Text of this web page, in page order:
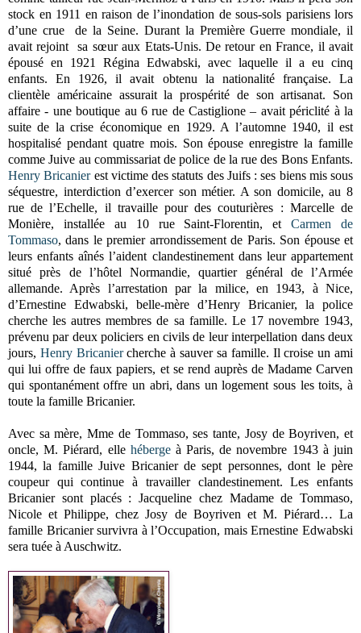
stock en 1911 en raison de l’inondation de sous-sols parisiens lors
d’une crue de la Seine. Durant la Première Guerre mondiale, il
avait rejoint sa sœur aux Etats-Unis. De retour en France, il avait
épousé en 1921 Régina Edwabski, avec laquelle il a eu cinq
enfants. En 1926, il avait obtenu la nationalité française. La
clientèle américaine assurait la prospérité de son artisanat. Son
affaire - une boutique au 6 rue de Castiglione – avait périclité à la
suite de la crise économique en 1929. A l’automne 1940, il est
hospitalisé pendant quatre mois. Son épouse enregistre la famille
comme Juive au commissariat de police de la rue des Bons Enfants.
Henry Bricanierest victime des statuts des Juifs : ses biens mis sous
séquestre, interdiction d’exercer son métier. A son domicile, au 8
rue de l’Echelle, il travaille pour des couturières : Marcelle de
Monière, installée au 10 rue Saint-Florentin, etCarmen de
Tommaso, dans le premier arrondissement de Paris. Son épouse et
leurs enfants aînés l’aident clandestinement dans leur appartement
situé près de l’hôtel Normandie, quartier général de l’Armée
allemande. Après l’arrestation par la milice, en 1943, à Nice,
d’Ernestine Edwabski, belle-mère d’Henry Bricanier, la police
cherche les autres membres de sa famille. Le 17 novembre 1943,
prévenu par deux policiers en civils de leur interpellation dans deux
jours, Henry Bricaniercherche à sauver sa famille. Il croise un ami
qui lui offre de faux papiers, et se rend auprès de Madame Carven
qui spontanément offre un abri, dans un logement sous les toits, à
toute la famille Bricanier.
Avec sa mère, Mme de Tommaso, ses tante, Josy de Boyriven, et
oncle, M. Piérard, elle hébergeà Paris, de novembre 1943 à juin
1944, la famille Juive Bricanier de sept personnes, dont le père
coupeur qui continue à travailler clandestinement. Les enfants
Bricanier sont placés : Jacqueline chez Madame de Tommaso,
Nicole et Philippe, chez Josy de Boyriven et M. Piérard… La
famille Bricanier survivra à l’Occupation, mais Ernestine Edwabski
sera tuée à Auschwitz.